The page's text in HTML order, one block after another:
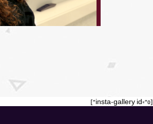
[insta-gallery id="0"]